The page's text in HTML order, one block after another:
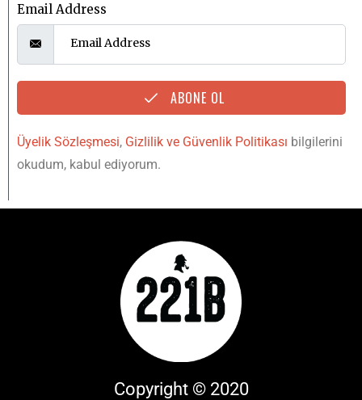
Email Address
ABONE OL
Üyelik Sözleşmesi, Gizlilik ve Güvenlik Politikası bilgilerini
okudum, kabul ediyorum.
Copyright © 2020